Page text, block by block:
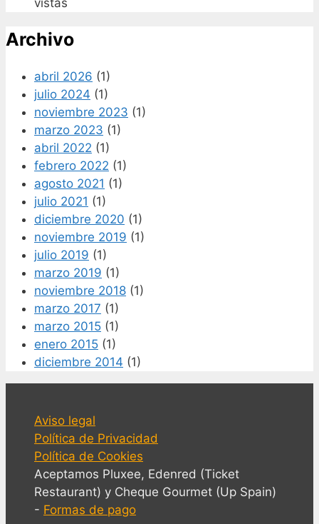
Archivo
abril 2026 (1)
julio 2024 (1)
noviembre 2023 (1)
marzo 2023 (1)
abril 2022 (1)
febrero 2022 (1)
agosto 2021 (1)
julio 2021 (1)
diciembre 2020 (1)
noviembre 2019 (1)
julio 2019 (1)
marzo 2019 (1)
noviembre 2018 (1)
marzo 2017 (1)
marzo 2015 (1)
enero 2015 (1)
diciembre 2014 (1)
Aviso legal
Política de Privacidad
Política de Cookies
Aceptamos Pluxee, Edenred (Ticket
Restaurant) y Cheque Gourmet (Up Spain)
- Formas de pago